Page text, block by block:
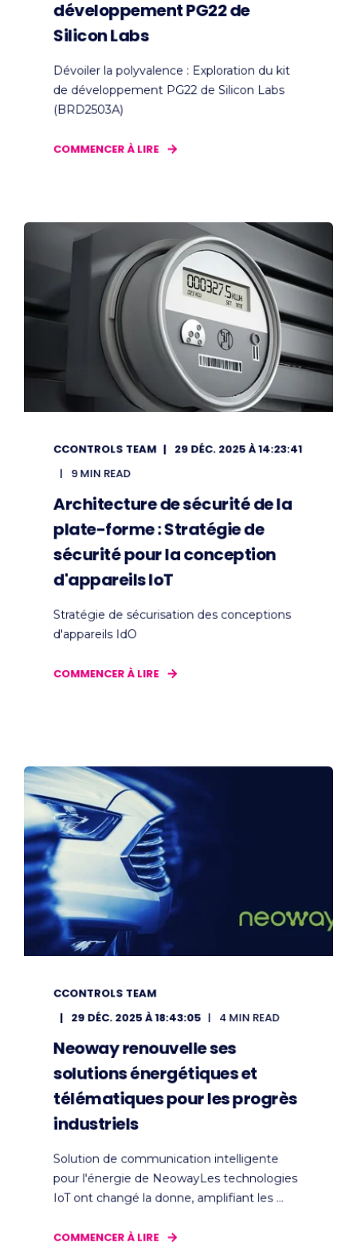
développement PG22 de
Silicon Labs
Dévoiler la polyvalence : Exploration du kit
de développement PG22 de Silicon Labs
(BRD2503A)
COMMENCER À LIRE
CCONTROLS TEAM
29 DÉC. 2025 À 14:23:41
9 MIN READ
Architecture de sécurité de la
plate-forme : Stratégie de
sécurité pour la conception
d'appareils IoT
Stratégie de sécurisation des conceptions
d'appareils IdO
COMMENCER À LIRE
CCONTROLS TEAM
29 DÉC. 2025 À 18:43:05
4 MIN READ
Neoway renouvelle ses
solutions énergétiques et
télématiques pour les progrès
industriels
Solution de communication intelligente
pour l'énergie de NeowayLes technologies
IoT ont changé la donne, amplifiant les ...
COMMENCER À LIRE